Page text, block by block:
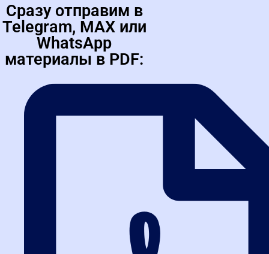
Сразу отправим в
Telegram, MAX или
WhatsApp
материалы в PDF: